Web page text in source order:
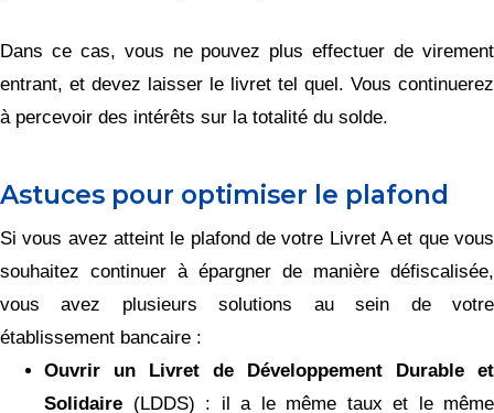
Dans ce cas, vous ne pouvez plus effectuer de virement
entrant, et devez laisser le livret tel quel. Vous continuerez
à percevoir des intérêts sur la totalité du solde.
Astuces pour optimiser le plafond
Si vous avez atteint le plafond de votre Livret A et que vous
souhaitez continuer à épargner de manière défiscalisée,
vous avez plusieurs solutions au sein de votre
établissement bancaire :
Ouvrir un Livret de Développement Durable et
Solidaire (LDDS) : il a le même taux et le même